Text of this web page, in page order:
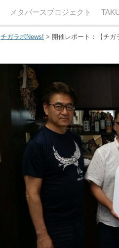
メタバースプロジェクト
チガラボNews! > 開催レポート：【チガ